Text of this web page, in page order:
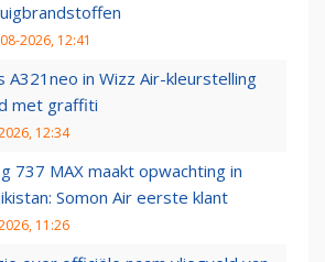
2026, 12:41
A321neo in Wizz Air-kleurstelling
met graffiti
12:34
737 MAX maakt opwachting in
Somon Air eerste klant
11:26